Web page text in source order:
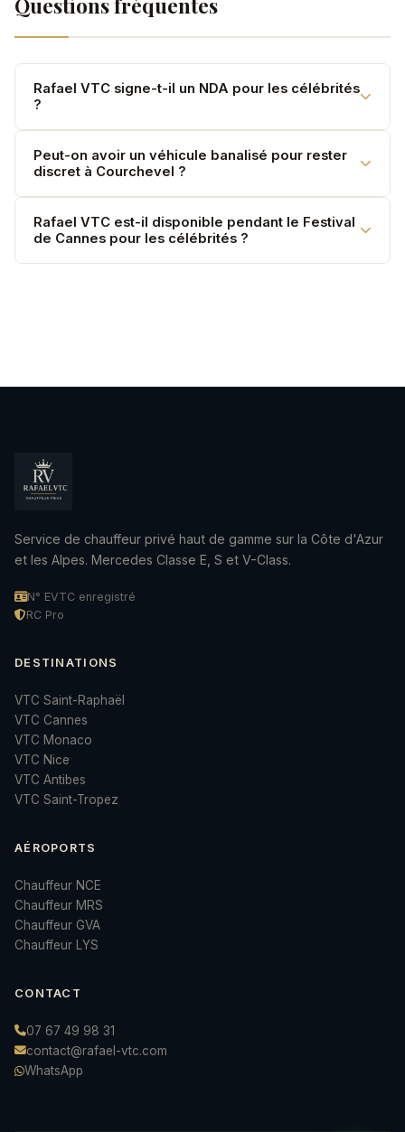
Questions fréquentes
Rafael VTC signe-t-il un NDA pour les célébrités
?
Oui, systématiquement. Aucune information sur
l'identité ou les déplacements de nos clients n'est
divulguée.
Peut-on avoir un véhicule banalisé pour rester
discret à Courchevel ?
Oui. Véhicule sans logo ni indication — discrétion
absolue selon votre demande.
Rafael VTC est-il disponible pendant le Festival
de Cannes pour les célébrités ?
Service de chauffeur privé haut de gamme sur la Côte d'Azur
et les Alpes. Mercedes Classe E, S et V-Class.
N° EVTC enregistré
RC Pro
DESTINATIONS
VTC Saint-Raphaël
VTC Cannes
VTC Monaco
VTC Nice
VTC Antibes
VTC Saint-Tropez
AÉROPORTS
Chauffeur NCE
Chauffeur MRS
Chauffeur GVA
Chauffeur LYS
CONTACT
07 67 49 98 31
contact@rafael-vtc.com
WhatsApp